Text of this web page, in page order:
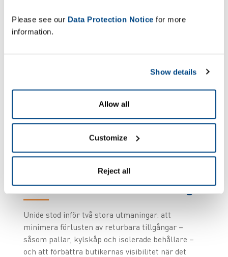
Please see our Data Protection Notice for more
information.
Show details
Allow all
Customize
Reject all
Unide, en ledande kooperativ livsmedelsdistributör
i Spanien, har antagit
leveransteam dra nytta av insikter i realtid och
Supermercados, Unide Alimentación och Udaco),
vilket effektiviserar distributionsprocesserna och
avsevärt ökar den operativa prestandan.
Övervinna
distributionsutmaningar
Unide stod inför två stora utmaningar: att
minimera förlusten av returbara tillgångar –
såsom pallar, kylskåp och isolerade behållare –
och att förbättra butikernas visibilitet när det